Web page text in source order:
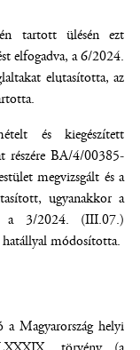
tartott ülésén ezt
elfogadva, a 6/2024.
elutasította, az
és kiegészített
részére BA/4/00385-
megvizsgált és a
ugyanakkor a
a 3/2024. (III.07.)
módosította.
Magyarország helyi